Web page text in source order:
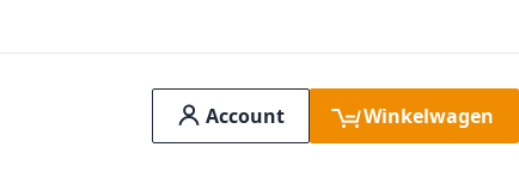
Account Winkelwagen